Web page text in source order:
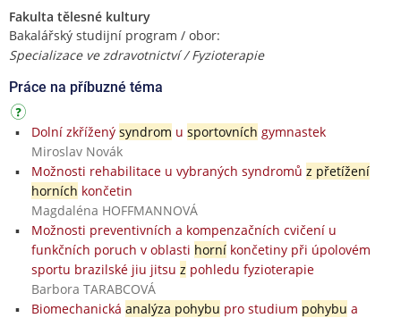
Fakulta tělesné kultury
Bakalářský studijní program / obor:
Specializace ve zdravotnictví / Fyzioterapie
Práce na příbuzné téma
Dolní zkřížený syndrom u sportovních gymnastek
Miroslav Novák
Možnosti rehabilitace u vybraných syndromů z přetížení
horních končetin
Magdaléna HOFFMANNOVÁ
Možnosti preventivních a kompenzačních cvičení u
funkčních poruch v oblasti horníkončetiny při úpolovém
sportu brazilské jiu jitsu z pohledu fyzioterapie
Barbora TARABCOVÁ
Biomechanická analýza pohybu pro studium pohybu a